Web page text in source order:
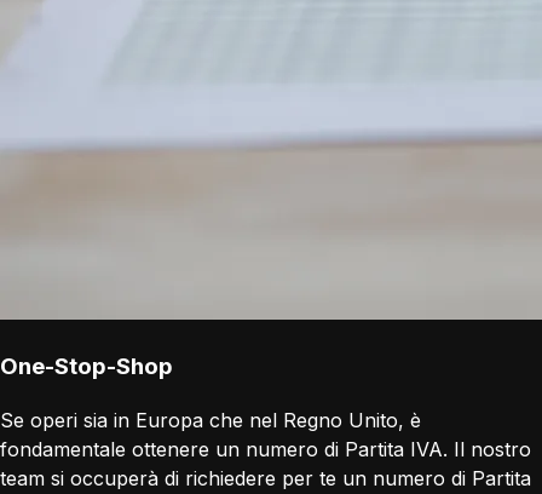
One-Stop-Shop
Se operi sia in Europa che nel Regno Unito, è
fondamentale ottenere un numero di Partita IVA. Il nostro
team si occuperà di richiedere per te un numero di Partita